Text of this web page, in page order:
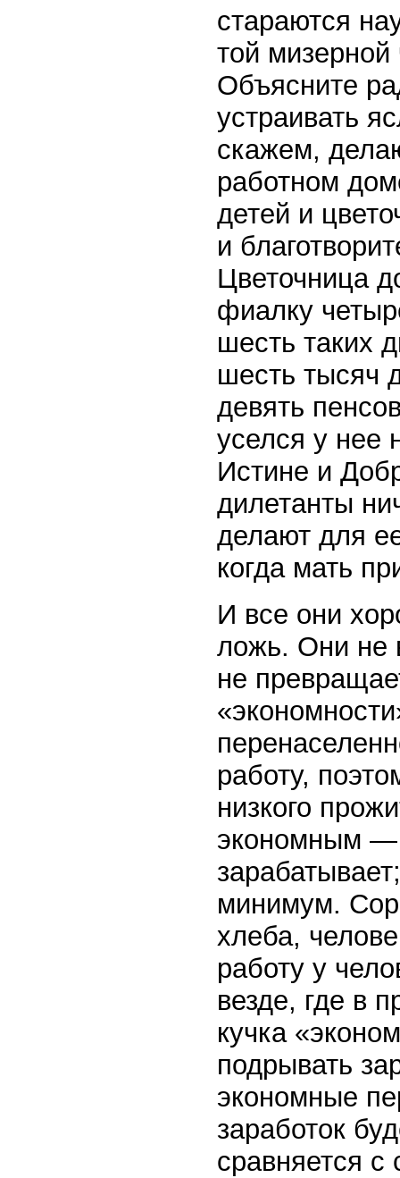
стараются
той мизерной
Объясните
устраивать
скажем,
работном
детей и
и
Цветочница
фиалку
шесть таких
шесть тысяч
девять
уселся у нее
Истине и
дилетанты
делают для
когда мать
И все они
ложь. Они не
не
работу,
низкого
экономным —
минимум.
хлеба,
работу у
везде, где в
кучка
подрывать
экономные
заработок
сравняется